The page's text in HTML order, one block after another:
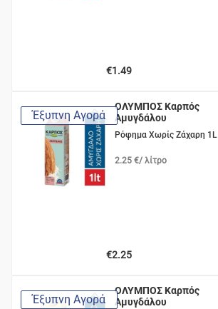
€1.49
Έξυπνη Αγορά
ΟΛΥΜΠΟΣ Καρπός
Αμυγδάλου
Ρόφημα Χωρίς Ζάχαρη 1L
2.25 €/ λίτρο
€2.25
Έξυπνη Αγορά
ΟΛΥΜΠΟΣ Καρπός
Αμυγδάλου